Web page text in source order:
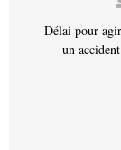
Délai pour
un